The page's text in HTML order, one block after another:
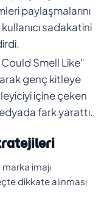
paylaşmalarını
sadakatini
Smell Like"
genç kitleye
içine çeken
fark yarattı.
imajı
dikkate alınması